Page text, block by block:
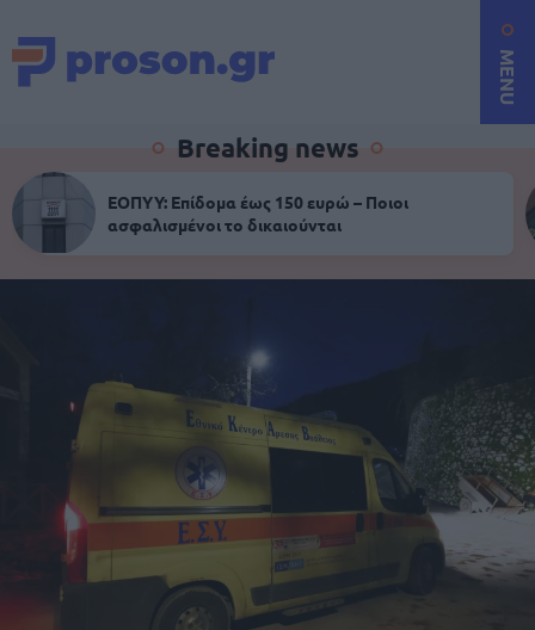
MENU
Breaking news
ΕΟΠΥΥ: Επίδομα έως 150 ευρώ – Ποιοι
ασφαλισμένοι το δικαιούνται